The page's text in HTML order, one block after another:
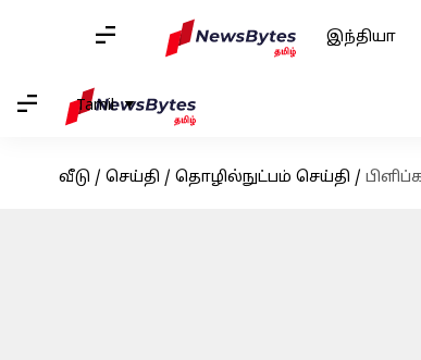
இந்தியா
Tamil
வீடு / செய்தி / தொழில்நுட்பம் செய்தி /